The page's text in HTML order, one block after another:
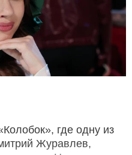
где одну из
Журавлев,